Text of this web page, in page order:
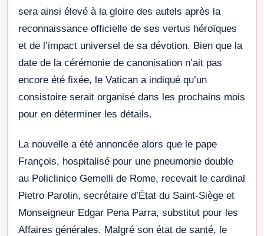
sera ainsi élevé à la gloire des autels après la
reconnaissance officielle de ses vertus héroïques
et de l’impact universel de sa dévotion. Bien que la
date de la cérémonie de canonisation n’ait pas
encore été fixée, le Vatican a indiqué qu’un
consistoire serait organisé dans les prochains mois
pour en déterminer les détails.
La nouvelle a été annoncée alors que le pape
François, hospitalisé pour une pneumonie double
au Policlinico Gemelli de Rome, recevait le cardinal
Pietro Parolin, secrétaire d’État du Saint-Siège et
Monseigneur Edgar Pena Parra, substitut pour les
Affaires générales. Malgré son état de santé, le